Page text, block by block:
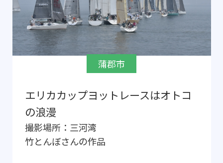
蒲郡市
エリカカップヨットレースはオトコ
の浪漫
撮影場所： 三河湾
竹とんぼさんの作品